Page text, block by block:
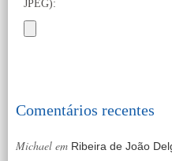
JPEG):
Comentários recentes
Michael em Ribeira de João